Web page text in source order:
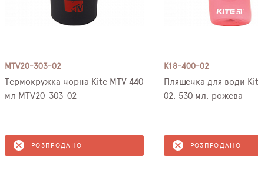
MTV20-303-02
Термокружка чорна Kite MTV 440
мл MTV20-303-02
РОЗПРОДАНО
K18-400-02
Пляшечка для води
02, 530 мл, рожева
РОЗПРОДАНО